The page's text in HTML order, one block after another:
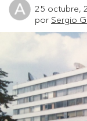
25 octubre,
por Sergio